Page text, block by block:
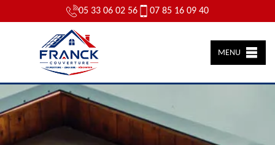
05 33 06 02 56 07 85 16 09 40
MENU